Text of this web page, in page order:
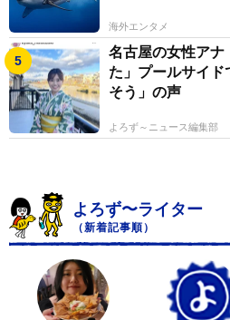
海外エンタメ
名古屋の女性アナ
た」プールサイド
そう」の声
よろず～ニュース編集部
よろず〜ライター
（新着記事順）